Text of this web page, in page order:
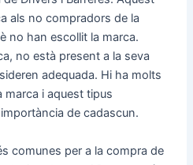
als no compradors de la
no han escollit la marca.
no està present a la seva
adequada. Hi ha molts
i aquest tipus
de cadascun.
comunes per a la compra de